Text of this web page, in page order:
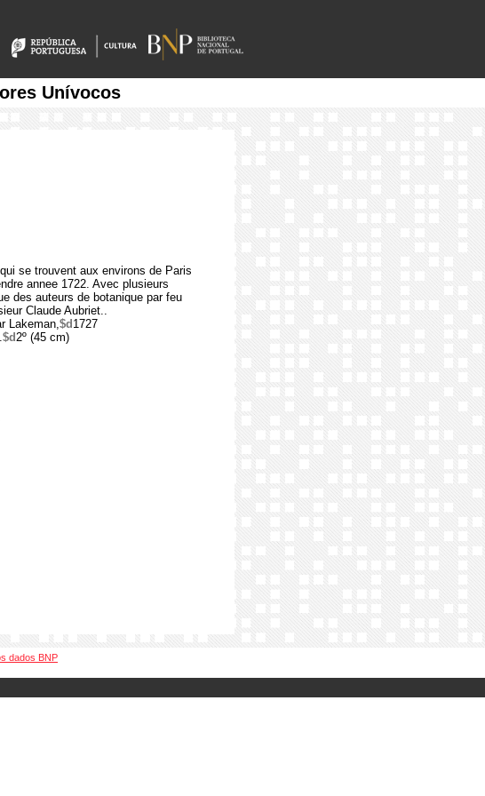
Unívocos
se trouvent aux environs de Paris
annee 1722. Avec plusieurs
des auteurs de botanique par feu
Claude Aubriet..
Lakeman,$d 1727
$d2º (45 cm)
dados BNP